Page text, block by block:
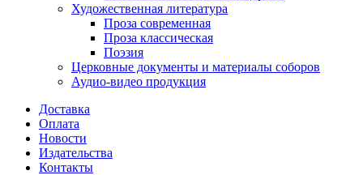
Художественная литература
Проза современная
Проза классическая
Поэзия
Церковные документы и материалы соборов
Аудио-видео продукция
Доставка
Оплата
Новости
Издательства
Контакты